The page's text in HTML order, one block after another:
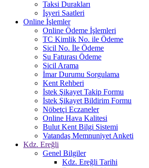
Taksi Durakları
İşyeri Saatleri
Online İşlemler
Online Ödeme İşlemleri
TC Kimlik No. ile Ödeme
Sicil No. İle Ödeme
Su Faturası Ödeme
Sicil Arama
İmar Durumu Sorgulama
Kent Rehberi
İstek Şikayet Takip Formu
İstek Şikayet Bildirim Formu
Nöbetçi Eczaneler
Online Hava Kalitesi
Bulut Kent Bilgi Sistemi
Vatandaş Memnuniyet Anketi
Kdz. Ereğli
Genel Bilgiler
Kdz. Ereğli Tarihi